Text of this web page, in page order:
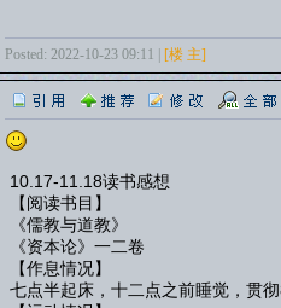
Posted: 2022-10-23 09:11 | [楼 主]
10.17-11.18读书感想
【阅读书目】
《儒教与道教》
《资本论》一二卷
【作息情况】
七点半起床，十二点之前睡觉，贯